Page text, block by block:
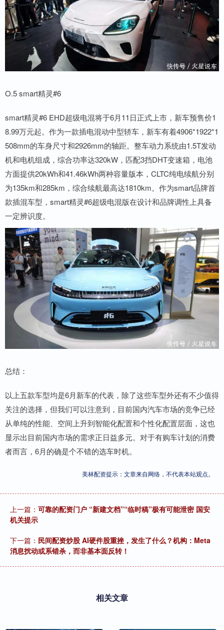
O.5 smart精灵#6
smart精灵#6 EHD超级电混将于6月11日正式上市，新车预售价1
8.99万元起。作为一款插电混动中型轿车，新车有着4906*1922*1
508mm的车身尺寸和2926mm的轴距。整车动力系统由1.5T发动
机和电机组成，综合功率达320kW，匹配3挡DHT变速箱，电池
方面提供20kWh和41.46kWh两种容量版本，CLTC纯电续航分别
为135km和285km，综合续航最高达1810km。作为smart品牌首
款插混车型，smart精灵#6超级电混版在设计和品牌调性上具备
一定辨识度。
总结：
以上五款车型均是6月新车的代表，除了这些车型外还有不少值得
关注的选择，但我们可以注意到，目前国内汽车市场的竞争已经
从单纯的性能、空间上升到智能化配置和个性化配置层面，这也
显示出目前国内市场的需求正日益多元。对于有购车计划的消费
者而言，6月的确是个不错的选车时机。
美林配资提示：文章来自网络，不代表本站观点。
上一篇： 可靠的配资门户 “新建文档”“临时稿”极有可能泄密 国安
机关提示
下一篇： 民间配资炒股 AI硬件股重挫，发生了什么？机构：Meta
消息扰动或系错杀，而非基本面反转！
相关文章